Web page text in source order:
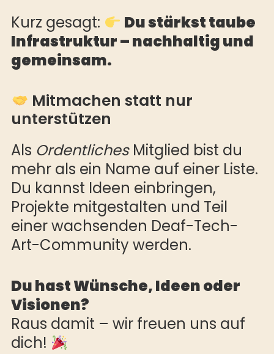
Kurz gesagt:
Du stärkst taube
Infrastruktur – nachhaltig und
gemeinsam.
Mitmachen statt nur
unterstützen
Als OrdentlichesMitglied bist du
mehr als ein Name auf einer Liste.
Du kannst Ideen einbringen,
Projekte mitgestalten und Teil
einer wachsenden Deaf-Tech-
Art-Community werden.
Du hast Wünsche, Ideen oder
Visionen?
Raus damit – wir freuen uns auf
dich!